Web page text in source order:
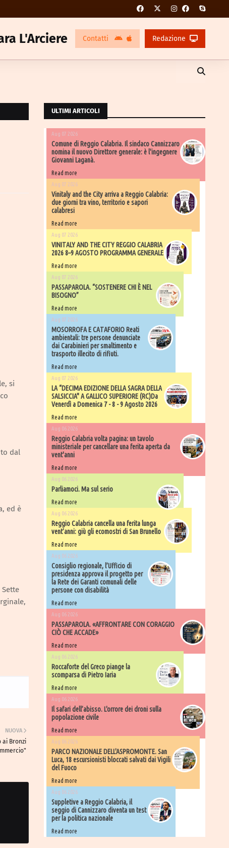
L'Arciere Contatti Redazione
si
dal
ed è
NUOVA
ai Bronzi
ULTIMI ARTICOLI
Aug 07 2026
Comune di Reggio Calabria. Il sindaco Cannizzaro
nomina il nuovo Direttore generale: è l'ingegnere
Giovanni Laganà.
Read more
Aug 07 2026
Vinitaly and the City arriva a Reggio Calabria:
due giorni tra vino, territorio e sapori
calabresi
Read more
Aug 07 2026
VINITALY AND THE CITY REGGIO CALABRIA
2026 8–9 AGOSTO PROGRAMMA GENERALE
Read more
Aug 07 2026
PASSAPAROLA. “SOSTENERE CHI È NEL
BISOGNO”
Read more
Aug 07 2026
MOSORROFA E CATAFORIO Reati
ambientali: tre persone denunciate
dai Carabinieri per smaltimento e
trasporto illecito di rifiuti.
Read more
Aug 07 2026
LA “DECIMA EDIZIONE DELLA SAGRA DELLA
SALSICCIA" A GALLICO SUPERIORE (RC)Da
Venerdì a Domenica 7 - 8 - 9 Agosto 2026
Read more
Aug 06 2026
​Reggio Calabria volta pagina: un tavolo
ministeriale per cancellare una ferita aperta da
vent'anni
Read more
Aug 06 2026
Parliamoci. Ma sul serio
Read more
Aug 06 2026
Reggio Calabria cancella una ferita lunga
vent’anni: giù gli ecomostri di San Brunello
Read more
Aug 06 2026
Consiglio regionale, l’Ufficio di
presidenza approva il progetto per
la Rete dei Garanti comunali delle
persone con disabilità
Read more
Aug 06 2026
PASSAPAROLA. «AFFRONTARE CON CORAGGIO
CIÒ CHE ACCADE»
Read more
Aug 06 2026
Roccaforte del Greco piange la
scomparsa di Pietro Iaria
Read more
Aug 06 2026
Il safari dell’abisso. L'orrore dei droni sulla
popolazione civile
Read more
Aug 06 2026
PARCO NAZIONALE DELL'ASPROMONTE. San
Luca, 18 escursionisti bloccati salvati dai Vigili
del Fuoco
Read more
Aug 06 2026
Suppletive a Reggio Calabria, il
seggio di Cannizzaro diventa un test
per la politica nazionale
Read more